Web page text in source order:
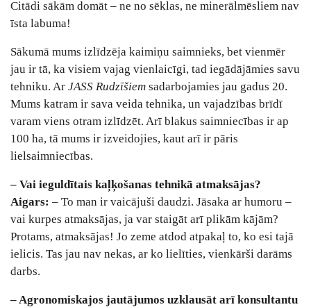
Citādi sākām domāt – ne no sēklas, ne minerālmēsliem nav
īsta labuma!
Sākumā mums izlīdzēja kaimiņu saimnieks, bet vienmēr
jau ir tā, ka visiem vajag vienlaicīgi, tad iegādājāmies savu
tehniku. Ar JASS Rudzīšiem sadarbojamies jau gadus 20.
Mums katram ir sava veida tehnika, un vajadzības brīdī
varam viens otram izlīdzēt. Arī blakus saimniecības ir ap
100 ha, tā mums ir izveidojies, kaut arī ir pāris
lielsaimniecības.
– Vai ieguldītais kaļķošanas tehnikā atmaksājas?
Aigars: – To man ir vaicājuši daudzi. Jāsaka ar humoru –
vai kurpes atmaksājas, ja var staigāt arī plikām kājām?
Protams, atmaksājas! Jo zeme atdod atpakaļ to, ko esi tajā
ielicis. Tas jau nav nekas, ar ko lielīties, vienkārši darāms
darbs.
– Agronomiskajos jautājumos uzklausāt arī konsultantu